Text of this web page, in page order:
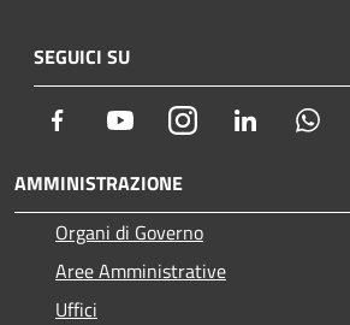
SEGUICI SU
Facebook YoutubeInstagram LinkedIn
AMMINISTRAZIONE
Organi di Governo
Aree Amministrative
Uffici